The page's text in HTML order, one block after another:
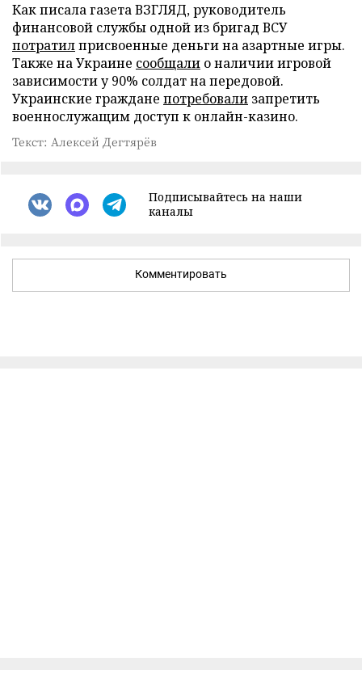
Как писала газета ВЗГЛЯД, руководитель
финансовой службы одной из бригад ВСУ
потратилприсвоенные деньги на азартные игры.
Также на Украине сообщали о наличии игровой
зависимости у 90% солдат на передовой.
Украинские граждане потребовали запретить
военнослужащим доступ к онлайн-казино.
Текст: Алексей Дегтярёв
Подписывайтесь на наши
каналы
Комментировать